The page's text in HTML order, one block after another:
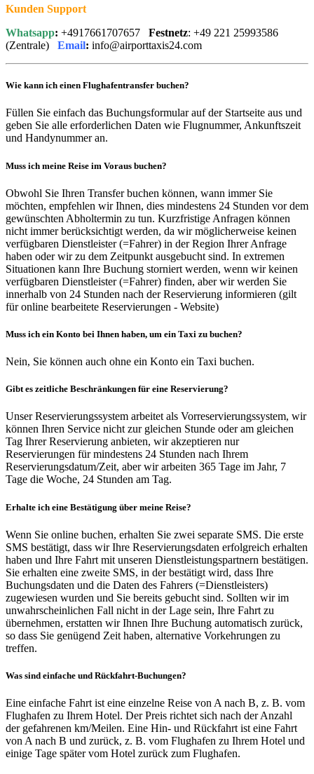
Kunden Support
Whatsapp: +4917661707657 Festnetz: +49 221 25993586
(Zentrale) Email: info@airporttaxis24.com
Wie kann ich einen Flughafentransfer buchen?
Füllen Sie einfach das Buchungsformular auf der Startseite aus und
geben Sie alle erforderlichen Daten wie Flugnummer, Ankunftszeit
und Handynummer an.
Muss ich meine Reise im Voraus buchen?
Obwohl Sie Ihren Transfer buchen können, wann immer Sie
möchten, empfehlen wir Ihnen, dies mindestens 24 Stunden vor dem
gewünschten Abholtermin zu tun. Kurzfristige Anfragen können
nicht immer berücksichtigt werden, da wir möglicherweise keinen
verfügbaren Dienstleister (=Fahrer) in der Region Ihrer Anfrage
haben oder wir zu dem Zeitpunkt ausgebucht sind. In extremen
Situationen kann Ihre Buchung storniert werden, wenn wir keinen
verfügbaren Dienstleister (=Fahrer) finden, aber wir werden Sie
innerhalb von 24 Stunden nach der Reservierung informieren (gilt
für online bearbeitete Reservierungen - Website)
Muss ich ein Konto bei Ihnen haben, um ein Taxi zu buchen?
Nein, Sie können auch ohne ein Konto ein Taxi buchen.
Gibt es zeitliche Beschränkungen für eine Reservierung?
Unser Reservierungssystem arbeitet als Vorreservierungssystem, wir
können Ihren Service nicht zur gleichen Stunde oder am gleichen
Tag Ihrer Reservierung anbieten, wir akzeptieren nur
Reservierungen für mindestens 24 Stunden nach Ihrem
Reservierungsdatum/Zeit, aber wir arbeiten 365 Tage im Jahr, 7
Tage die Woche, 24 Stunden am Tag.
Erhalte ich eine Bestätigung über meine Reise?
Wenn Sie online buchen, erhalten Sie zwei separate SMS. Die erste
SMS bestätigt, dass wir Ihre Reservierungsdaten erfolgreich erhalten
haben und Ihre Fahrt mit unseren Dienstleistungspartnern bestätigen.
Sie erhalten eine zweite SMS, in der bestätigt wird, dass Ihre
Buchungsdaten und die Daten des Fahrers (=Dienstleisters)
zugewiesen wurden und Sie bereits gebucht sind. Sollten wir im
unwahrscheinlichen Fall nicht in der Lage sein, Ihre Fahrt zu
übernehmen, erstatten wir Ihnen Ihre Buchung automatisch zurück,
so dass Sie genügend Zeit haben, alternative Vorkehrungen zu
treffen.
Was sind einfache und Rückfahrt-Buchungen?
Eine einfache Fahrt ist eine einzelne Reise von A nach B, z. B. vom
Flughafen zu Ihrem Hotel. Der Preis richtet sich nach der Anzahl
der gefahrenen km/Meilen. Eine Hin- und Rückfahrt ist eine Fahrt
von A nach B und zurück, z. B. vom Flughafen zu Ihrem Hotel und
einige Tage später vom Hotel zurück zum Flughafen.